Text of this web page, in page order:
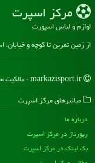
مركز اسپرت
لوازم و لباس اسپورت
از زمین تمرین تا کوچه و
میانبرهای مركز اسپرت
درباره ما
رپورتاژ در مركز اسپرت
بک لینک در مركز اسپرت